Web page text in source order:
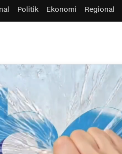
Politik Ekonomi Regional